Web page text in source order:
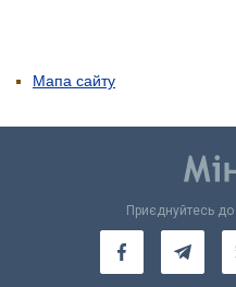
Мапа сайту
Приєднуйтесь